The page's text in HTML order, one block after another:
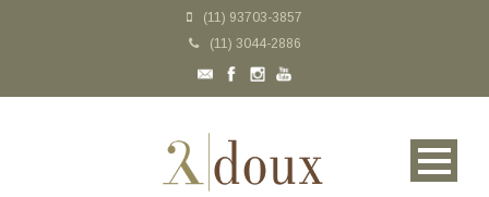
(11) 93703-3857
(11) 3044-2886